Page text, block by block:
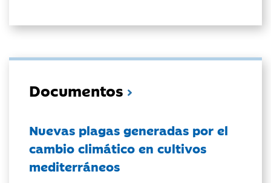
Documentos
Nuevas plagas generadas por el
cambio climático en cultivos
mediterráneos